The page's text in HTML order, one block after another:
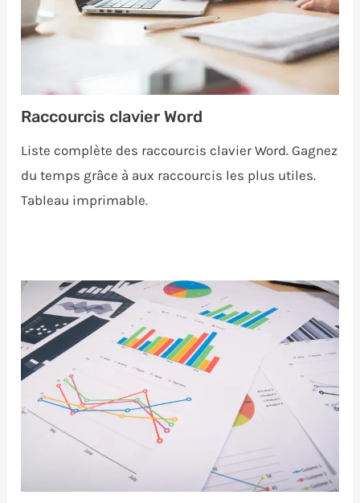
Raccourcis clavier Word
Liste complète des raccourcis clavier Word. Gagnez
du temps grâce à aux raccourcis les plus utiles.
Tableau imprimable.